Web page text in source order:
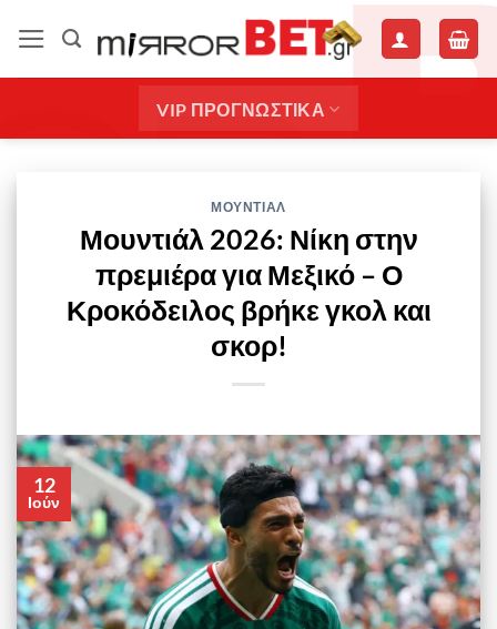
στο
περιεχόμενο
VIP ΠΡΟΓΝΩΣΤΙΚΑ
ΜΟΥΝΤΙΑΛ
Μουντιάλ 2026: Νίκη στην
πρεμιέρα για Μεξικό – Ο
Κροκόδειλος βρήκε γκολ και
σκορ!
12
Ιούν